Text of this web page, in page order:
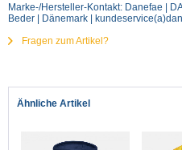
Marke-/Hersteller-Kontakt: Danefae |
Beder | Dänemark |
Fragen zum Artikel?
Ähnliche Artikel